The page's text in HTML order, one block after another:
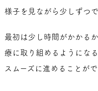
様子を見ながら少しずつ
最初は少し時間がかかる
療に取り組めるようにな
スムーズに進めることが